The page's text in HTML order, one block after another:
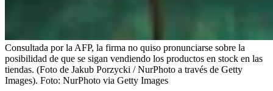
Consultada por la AFP, la firma no quiso pronunciarse sobre la
posibilidad de que se sigan vendiendo los productos en stock en las
tiendas. (Foto de Jakub Porzycki / NurPhoto a través de Getty
Images). Foto: NurPhoto via Getty Images